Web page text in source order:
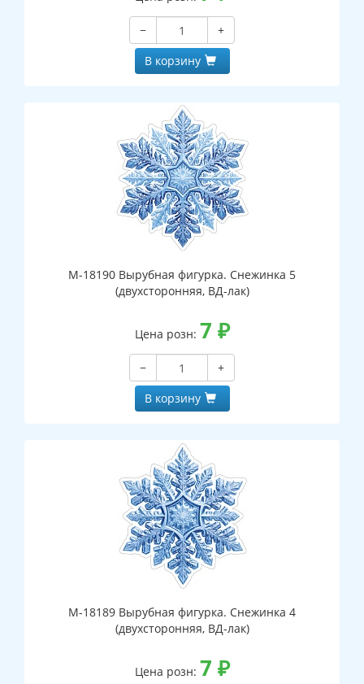
−
+
В корзину
М-18190 Вырубная фигурка. Снежинка 5
(двухсторонняя, ВД-лак)
Цена розн: 7 ₽
−
+
В корзину
М-18189 Вырубная фигурка. Снежинка 4
(двухсторонняя, ВД-лак)
Цена розн: 7 ₽